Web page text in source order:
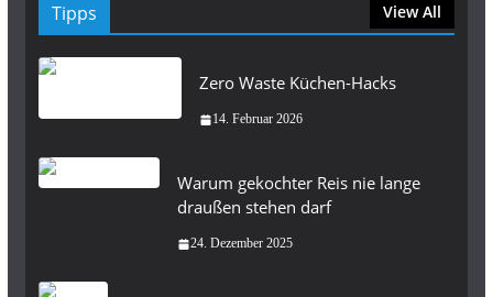
Tipps View All
Zero Waste Küchen-Hacks
14. Februar 2026
Warum gekochter Reis nie lange
draußen stehen darf
24. Dezember 2025